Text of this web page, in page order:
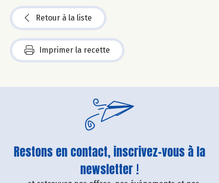
Retour à la liste
Imprimer la recette
Restons en contact, inscrivez-vous à la
newsletter !